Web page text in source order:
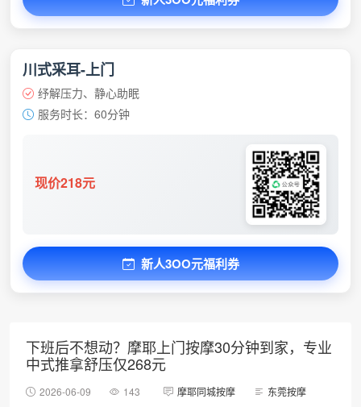
川式采耳-上门
纾解压力、静心助眠
服务时长：60分钟
现价218元
新人3OO元福利券
下班后不想动？摩耶上门按摩30分钟到家，专业
中式推拿舒压仅268元
2026-06-09 143 摩耶同城按摩 东莞按摩